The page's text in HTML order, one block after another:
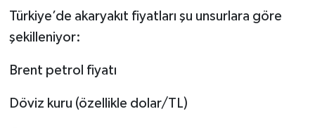
Türkiye’de akaryakıt fiyatları şu unsurlara göre
şekilleniyor:
Brent petrol fiyatı
Döviz kuru (özellikle dolar/TL)